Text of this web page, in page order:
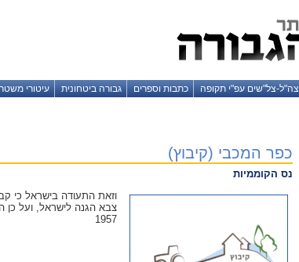
צה"ל-צל"שים עפ"י תקופה כתבות וספרים גבורה ביטחונית עיטורי
כפר המכבי (קיבוץ)
נס הקוממיות
וזאת התעודה בישראל כי
1957